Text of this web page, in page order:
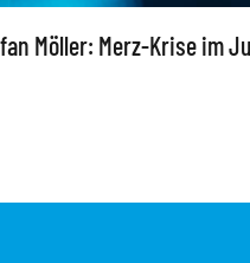
Möller: Merz-Krise im